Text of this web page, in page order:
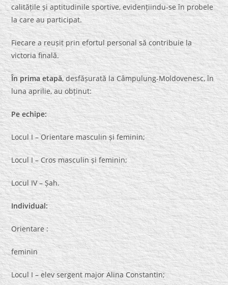
calitățile și aptitudinile sportive, evidențiindu-se în probele
la care au participat.
Fiecare a reușit prin efortul personal să contribuie la
victoria finală.
În prima etapă, desfășurată la Câmpulung-Moldovenesc, în
luna aprilie, au obținut:
Pe echipe:
Locul I – Orientare masculin și feminin;
Locul I – Cros masculin și feminin;
Locul IV – Șah.
Individual:
Orientare :
feminin
Locul I – elev sergent major Alina Constantin;